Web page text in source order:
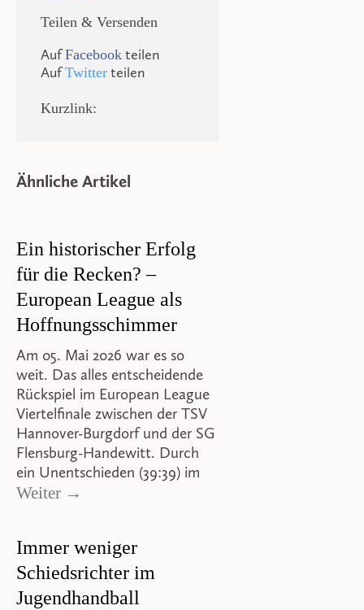
Teilen & Versenden
AufFacebook teilen
AufTwitter teilen
Kurzlink:
Ähnliche Artikel
Ein historischer Erfolg
für die Recken? –
European League als
Hoffnungsschimmer
Am 05. Mai 2026 war es so
weit. Das alles entscheidende
Rückspiel im European League
Viertelfinale zwischen der TSV
Hannover-Burgdorf und der SG
Flensburg-Handewitt. Durch
ein Unentschieden (39:39) im
Weiter →
Immer weniger
Schiedsrichter im
Jugendhandball